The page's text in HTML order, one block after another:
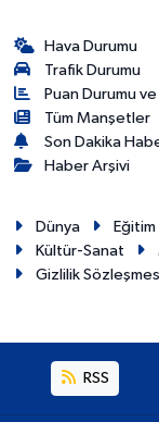
Hava Durumu
Trafik Durumu
Puan Durumu
Tüm Manşetler
Son Dakika
Haber Arşivi
Dünya Eğitim
Kültür-Sanat
Gizlilik
RSS